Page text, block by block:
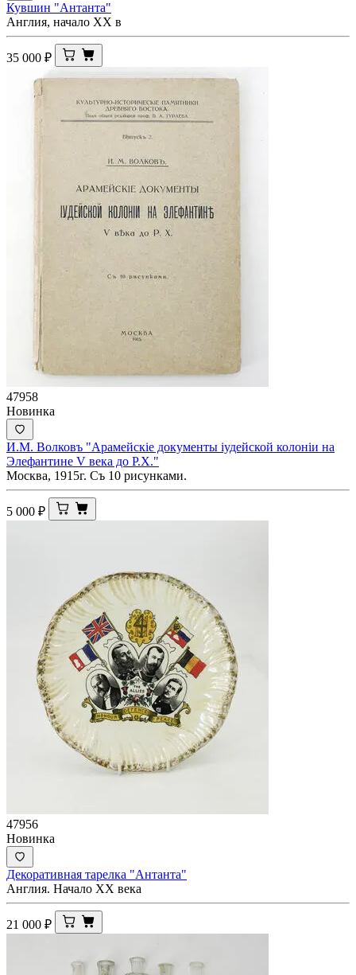
Кувшин "Антанта"
Англия, начало ХХ в
35 000 ₽
47958
Новинка
И.М. Волковъ "Арамейскiе документы iудейской колонiи на
Элефантине V века до Р.Х."
Москва, 1915г. Съ 10 рисунками.
5 000 ₽
47956
Новинка
Декоративная тарелка "Антанта"
Англия. Начало ХХ века
21 000 ₽